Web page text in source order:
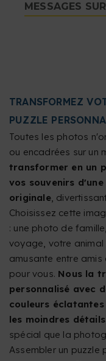
MESSAGES
TRANSFORMEZ
PUZZLE
Toutes les photos
ou encadrées sur un
transformer en un
vos souvenirs
originale,
Choisissez cette
: une photo de
voyage, votre
amusante entre
pour vous. Nous la
personnalisé avec
couleurs
les moindres détails
spécial que la
Assembler un puzzle